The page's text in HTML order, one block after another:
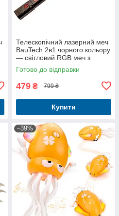
Телескопічний лазерний меч
BauTech 2в1 чорного кольору
— світловий RGB меч з
музикою, іграшка та аксесуар
для ігор
Готово до відправки
479 ₴ 799 ₴
Купити
–39%